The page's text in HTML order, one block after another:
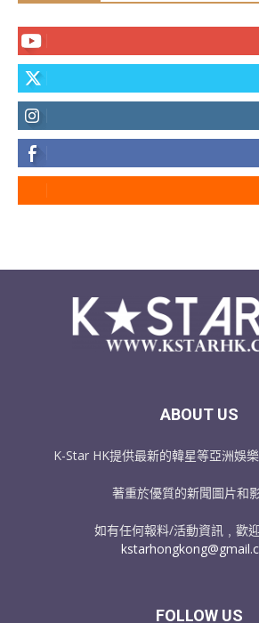
ABOUT US
K-Star HK提供最新的韓星等亞洲娛
著重於優質的新聞圖片和
如有任何報料/活動資訊﹐歡
FOLLOW US